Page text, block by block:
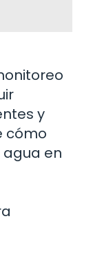
y
cómo
en